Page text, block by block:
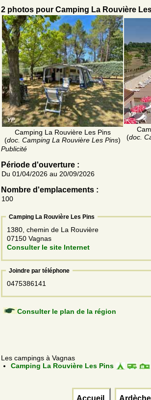
2 photos pour Camping La Rouvière
Camping La Rouvière Les Pins
(doc. Camping La Rouvière Les Pins)
(doc.
Publicité
Période d'ouverture :
Du 01/04/2026 au 20/09/2026
Nombre d'emplacements :
100
Camping La Rouvière Les Pins
1380, chemin de La Rouvière
07150 Vagnas
Consulter le site Internet
Joindre par téléphone
0475386141
Consulter le plan de la région
Les campings à Vagnas
Camping La Rouvière Les Pins